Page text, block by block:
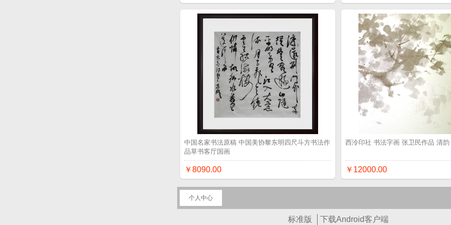
中国名家书法原稿 中国美协黎东明四尺斗方书法作
品草书客厅国画
￥8090.00
西泠印社 书法字画 张卫民作品 清韵
￥12000.00
个人中心
标准版 下载Android客户端